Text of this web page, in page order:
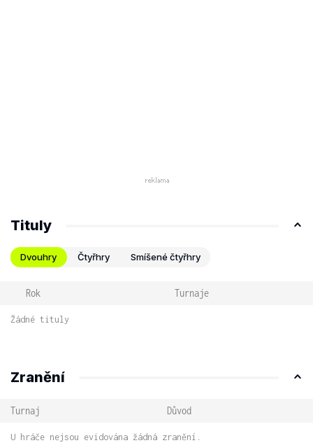
Tituly
Dvouhry Čtyřhry Smíšené čtyřhry
Rok Turnaje
Žádné tituly
Zranění
Turnaj Důvod
U hráče nejsou evidována žádná zranění.